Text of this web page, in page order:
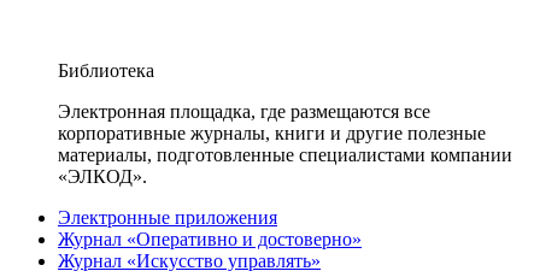
Библиотека
Электронная площадка, где размещаются все
корпоративные журналы, книги и другие полезные
материалы, подготовленные специалистами компании
«ЭЛКОД».
Электронные приложения
Журнал «Оперативно и достоверно»
Журнал «Искусство управлять»